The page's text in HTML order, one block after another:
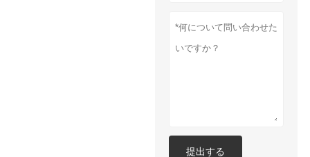
提出する